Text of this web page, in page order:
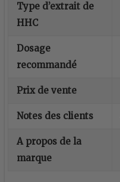
Type d’extrait de
HHC
Dosage
recommandé
Prix de vente
Notes des clients
A propos de la
marque